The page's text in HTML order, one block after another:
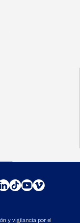
y vigilancia por el